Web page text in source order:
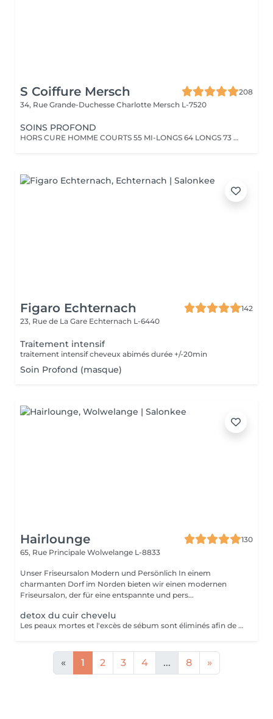
S Coiffure Mersch
208
34, Rue Grande-Duchesse Charlotte Mersch L-7520
SOINS PROFOND
HORS CURE HOMME COURTS 55 MI-LONGS 64 LONGS 73 HORS CURE FEMME COURTS 82 MI- LONGS94 LONGS 106
Figaro Echternach
142
23, Rue de La Gare Echternach L-6440
Traitement intensif
traitement intensif cheveux abimés durée +/-20min
Soin Profond (masque)
Hairlounge
130
65, Rue Principale Wolwelange L-8833
Unser Friseursalon Modern und Persönlich In einem
charmanten Dorf im Norden bieten wir einen modernen
Friseursalon, der für eine entspannte und pers...
detox du cuir chevelu
Les peaux mortes et l'excès de sébum sont éliminés afin de libérer les pores obstrués et d'éliminer les résidus de produits. L'exfoliation et le massage permettent d'éliminer la plupart des résidus du cuir chevelu, puis le shampooing permet de rincer le tout. Enfin, l'application du fond de teint Activateur pour le cuir chevelu, procure une sensation de fraîcheur et de vitalité en stimulant le cuir chevelu et en rétablissant son équilibre, tout en renforçant la couche protectrice naturelle.
« 1 2 3 4 ... 8 »